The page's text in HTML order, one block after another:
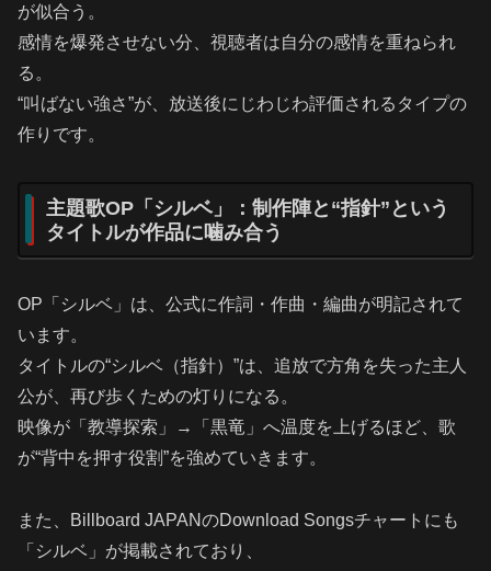
が似合う。
感情を爆発させない分、視聴者は自分の感情を重ねられ
る。
“叫ばない強さ”が、放送後にじわじわ評価されるタイプの
作りです。
主題歌OP「シルベ」：制作陣と“指針”という
タイトルが作品に噛み合う
OP「シルベ」は、公式に作詞・作曲・編曲が明記されて
います。
タイトルの“シルベ（指針）”は、追放で方角を失った主人
公が、再び歩くための灯りになる。
映像が「教導探索」→「黒竜」へ温度を上げるほど、歌
が“背中を押す役割”を強めていきます。
また、Billboard JAPANのDownload Songsチャートにも
「シルベ」が掲載されており、